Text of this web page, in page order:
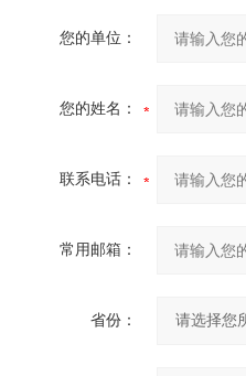
您的单位：
您的姓名：
联系电话：
常用邮箱：
省份：